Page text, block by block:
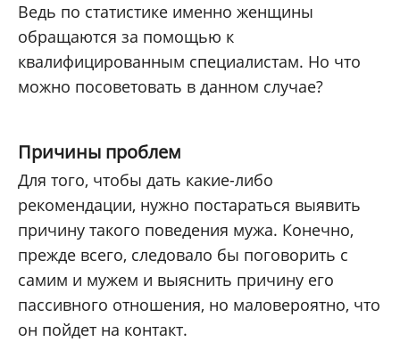
Ведь по статистике именно женщины
обращаются за помощью к
квалифицированным специалистам. Но что
можно посоветовать в данном случае?
Причины проблем
Для того, чтобы дать какие-либо
рекомендации, нужно постараться выявить
причину такого поведения мужа. Конечно,
прежде всего, следовало бы поговорить с
самим и мужем и выяснить причину его
пассивного отношения, но маловероятно, что
он пойдет на контакт.